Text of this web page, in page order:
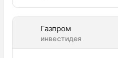
Газпром
инвестидея